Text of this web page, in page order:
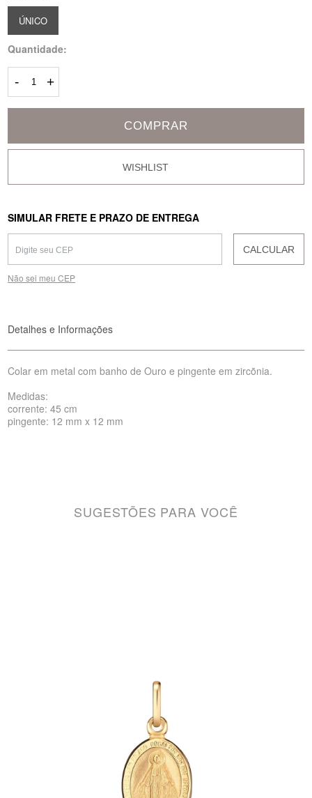
ÚNICO
Quantidade:
- +
COMPRAR
SIMULAR FRETE E PRAZO DE ENTREGA
CALCULAR
Não sei meu CEP
Detalhes e Informações
Colar em metal com banho de Ouro e pingente em zircõnia.
Medidas:
corrente: 45 cm
pingente: 12 mm x 12 mm
SUGESTÕES PARA VOCÊ